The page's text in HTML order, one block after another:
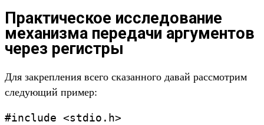
Практическое исследование
механизма передачи аргументов
через регистры
Для зак­репле­ния все­го ска­зан­ного давай рас­смот­рим
сле­дующий при­мер:
#include <stdio. h>